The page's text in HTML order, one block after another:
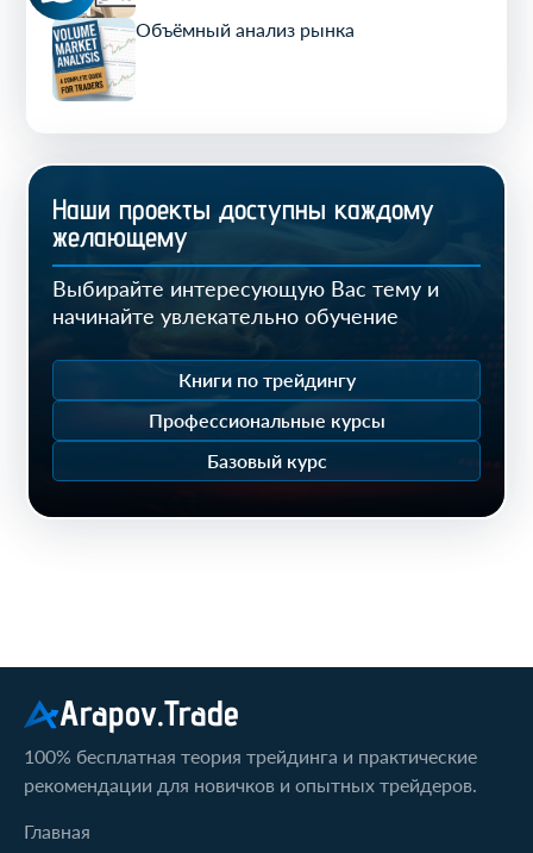
Объёмный анализ рынка
Наши проекты доступны каждому
желающему
Выбирайте интересующую Вас тему и
начинайте увлекательно обучение
Книги по трейдингу
Профессиональные курсы
Базовый курс
Arapov.Trade
100% бесплатная теория трейдинга и практические
рекомендации для новичков и опытных трейдеров.
Главная